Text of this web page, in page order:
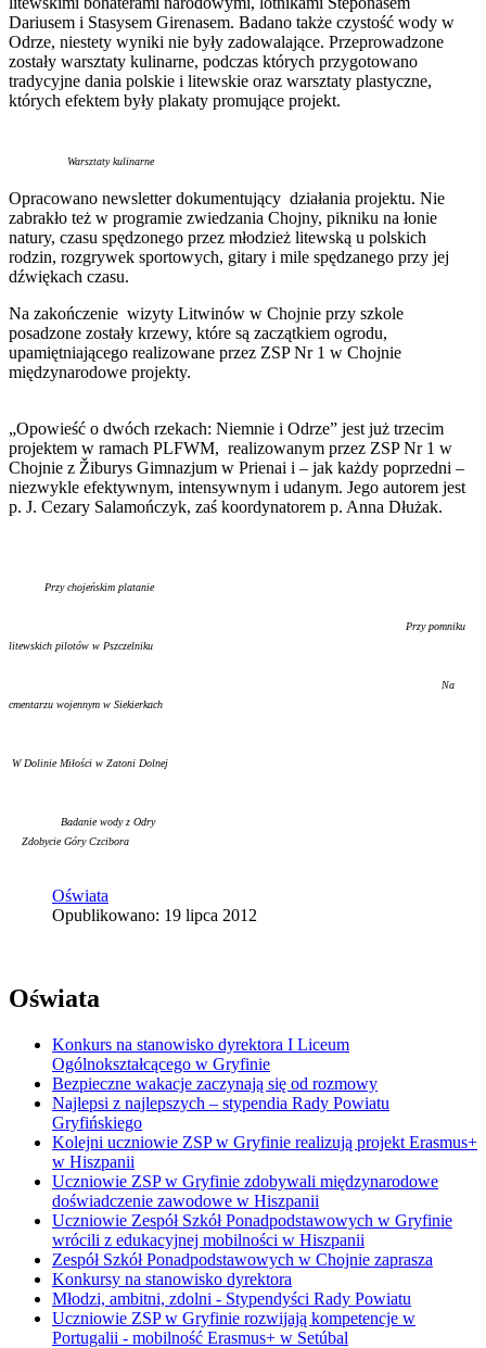
Dariusem i Stasysem Girenasem. Badano także czystość wody w
Odrze, niestety wyniki nie były zadowalające. Przeprowadzone
zostały warsztaty kulinarne, podczas których przygotowano
tradycyjne dania polskie i litewskie oraz warsztaty plastyczne,
których efektem były plakaty promujące projekt.
Warsztaty kulinarne
Opracowano newsletter dokumentujący działania projektu. Nie
zabrakło też w programie zwiedzania Chojny, pikniku na łonie
natury, czasu spędzonego przez młodzież litewską u polskich
rodzin, rozgrywek sportowych, gitary i mile spędzanego przy jej
dźwiękach czasu.
Na zakończenie wizyty Litwinów w Chojnie przy szkole
posadzone zostały krzewy, które są zaczątkiem ogrodu,
upamiętniającego realizowane przez ZSP Nr 1 w Chojnie
międzynarodowe projekty.
„Opowieść o dwóch rzekach: Niemnie i Odrze” jest już trzecim
projektem w ramach PLFWM, realizowanym przez ZSP Nr 1 w
Chojnie z Žiburys Gimnazjum w Prienai i – jak każdy poprzedni –
niezwykle efektywnym, intensywnym i udanym. Jego autorem jest
p. J. Cezary Salamończyk, zaś koordynatorem p. Anna Dłużak.
Przy chojeńskim platanie
Przy pomniku
litewskich pilotów w Pszczelniku
Na
cmentarzu wojennym w Siekierkach
W Dolinie Miłości w Zatoni Dolnej
Badanie wody z Odry
Zdobycie Góry Czcibora
Oświata
Opublikowano: 19 lipca 2012
Oświata
Konkurs na stanowisko dyrektora I Liceum
Ogólnokształcącego w Gryfinie
Bezpieczne wakacje zaczynają się od rozmowy
Najlepsi z najlepszych – stypendia Rady Powiatu
Gryfińskiego
Kolejni uczniowie ZSP w Gryfinie realizują projekt Erasmus+
w Hiszpanii
Uczniowie ZSP w Gryfinie zdobywali międzynarodowe
doświadczenie zawodowe w Hiszpanii
Uczniowie Zespół Szkół Ponadpodstawowych w Gryfinie
wrócili z edukacyjnej mobilności w Hiszpanii
Zespół Szkół Ponadpodstawowych w Chojnie zaprasza
Konkursy na stanowisko dyrektora
Młodzi, ambitni, zdolni - Stypendyści Rady Powiatu
Uczniowie ZSP w Gryfinie rozwijają kompetencje w
Portugalii - mobilność Erasmus+ w Setúbal